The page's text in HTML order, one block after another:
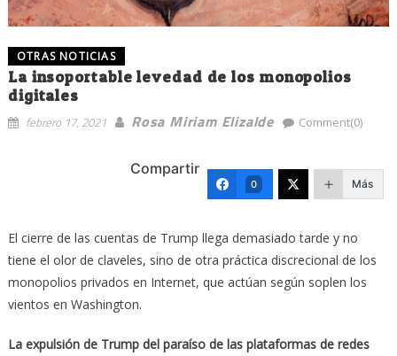
OTRAS NOTICIAS
La insoportable levedad de los monopolios
digitales
febrero 17, 2021 Rosa Miriam Elizalde Comment(0)
Compartir
0 Más
El cierre de las cuentas de Trump llega demasiado tarde y no
tiene el olor de claveles, sino de otra práctica discrecional de los
monopolios privados en Internet, que actúan según soplen los
vientos en Washington.
La expulsión de Trump del paraíso de las plataformas de redes